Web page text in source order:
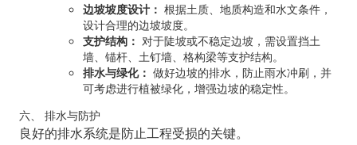
边坡坡度设计： 根据土质、地质构造和水文条件，
设计合理的边坡坡度。
支护结构： 对于陡坡或不稳定边坡，需设置挡土
墙、锚杆、土钉墙、格构梁等支护结构。
排水与绿化： 做好边坡的排水，防止雨水冲刷，并
可考虑进行植被绿化，增强边坡的稳定性。
六、 排水与防护
良好的排水系统是防止工程受损的关键。